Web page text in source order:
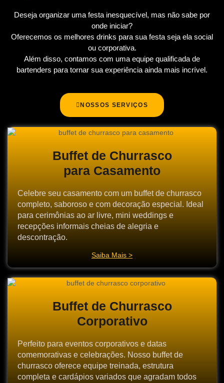
Deseja organizar uma festa inesquecível, mas não sabe por
onde iniciar?
Oferecemos os melhores drinks para sua festa seja ela social
ou corporativa.
Além disso, contamos com uma equipe qualificada de
bartenders para tornar sua experiência ainda mais incrível.
NOSSOS SERVIÇOS
Buffet de Churrasco
para Casamento
Celebre seu casamento com um buffet de churrasco
completo, saboroso e com decoração especial. Ideal
para cerimônias ao ar livre, mini weddings e
recepções informais cheias de alegria e
descontração.
Saiba Mais >
Buffet de Churrasco
Corporativo
Perfeito para eventos corporativos e datas
comemorativas e celebrações. Nosso buffet de
churrasco oferece equipe treinada, estrutura
completa e cardápios variados que agradam todos